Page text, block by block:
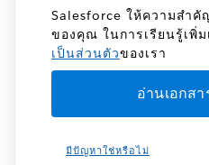
Salesforce ให้ความสำ
ของคุณ ในการเรียนรู้เพิ่
เป็นส่วนตัวของเรา
มีปัญหาใช่หรือไม่